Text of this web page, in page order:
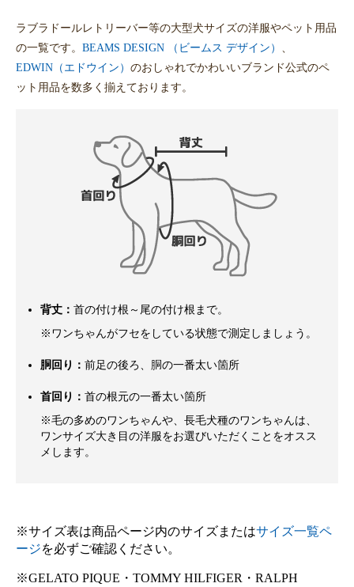
ラブラドールレトリーバー等の大型犬サイズの洋服やペット用品
の一覧です。 BEAMS DESIGN （ビームス デザイン）
EDWIN（エドウイン） のおしゃれでかわいいブランド公式のペ
ット用品を数多く揃えております。
背丈： 首の付け根～尾の付け根まで。
※ワンちゃんがフセをしている状態で測定しましょう。
胴回り： 前足の後ろ、胴の一番太い箇所
首回り： 首の根元の一番太い箇所
※毛の多めのワンちゃんや、長毛犬種のワンちゃんは、
ワンサイズ大き目の洋服をお選びいただくことをオスス
メします。
※サイズ表は商品ページ内のサイズまたはサイズ一覧ペ
ージを必ずご確認ください。
※GELATO PIQUE・TOMMY HILFIGER・RALPH